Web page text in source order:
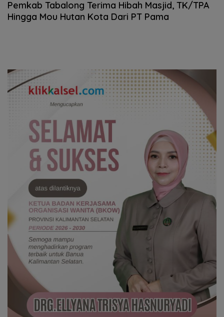
Pemkab Tabalong Terima Hibah Masjid, TK/TPA
Hingga Mou Hutan Kota Dari PT Pama